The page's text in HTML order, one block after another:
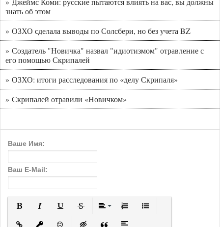
знать об этом
» ОЗХО сделала выводы по Солсбери, но без учета BZ
» Создатель "Новичка" назвал "идиотизмом" отравление с
его помощью Скрипалей
» ОЗХО: итоги расследования по «делу Скрипаля»
» Скрипалей отравили «Новичком»
Ваше Имя:
Ваш E-Mail: